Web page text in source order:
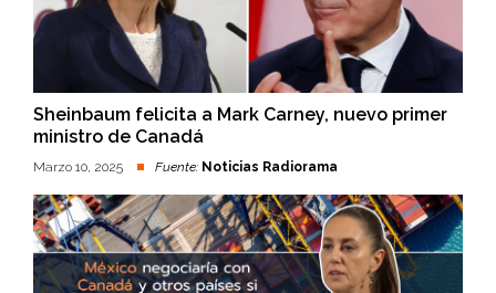
Sheinbaum felicita a Mark Carney, nuevo primer
ministro de Canadá
Marzo 10, 2025 Fuente: Noticias Radiorama